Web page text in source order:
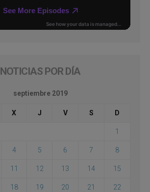
NOTICIAS POR DÍA
septiembre 2019
X J V S D
1
4 5 6 7 8
11 12 13 14 15
18 19 20 21 22